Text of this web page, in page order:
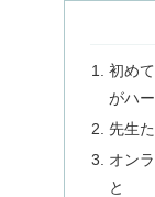
初め
がハ
先生
オン
と